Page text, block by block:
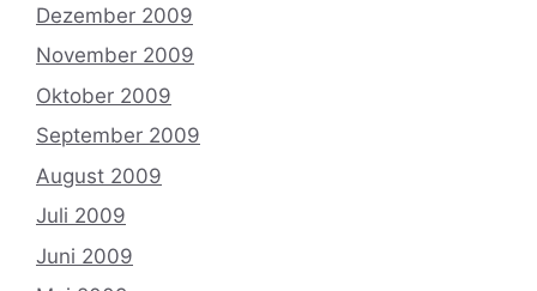
Dezember 2009
November 2009
Oktober 2009
September 2009
August 2009
Juli 2009
Juni 2009